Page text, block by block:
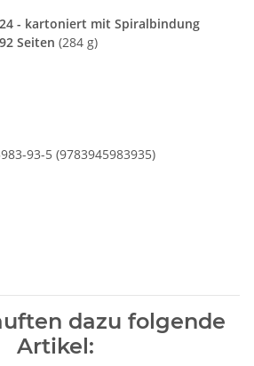
- kartoniert mit Spiralbindung
Seiten (284 g)
93-5 (9783945983935)
dazu folgende
Artikel: